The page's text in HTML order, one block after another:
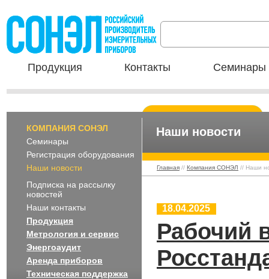
Продукция Контакты Семинары
КОМПАНИЯ СОНЭЛ
Семинары
Регистрация оборудования
Наши новости
Подписка на рассылку
новостей
Наши контакты
Продукция
Метрология и сервис
Энергоаудит
Аренда приборов
Техническая поддержка
Наши новости
Главная // Компания СОНЭЛ // Наши
18.04.2025
Рабочий